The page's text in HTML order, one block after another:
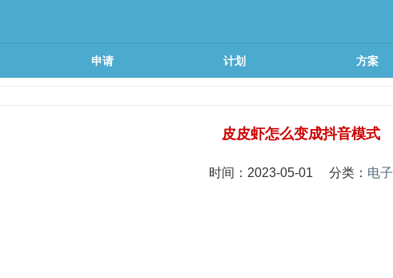
申请 计划 方案
皮皮虾怎么变成抖音模式
时间：2023-05-01 分类： 电子